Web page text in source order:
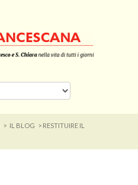
> IL BLOG
> RESTITUIRE IL